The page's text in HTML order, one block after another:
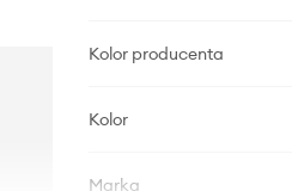
Kolor producenta
Kolor
Marka